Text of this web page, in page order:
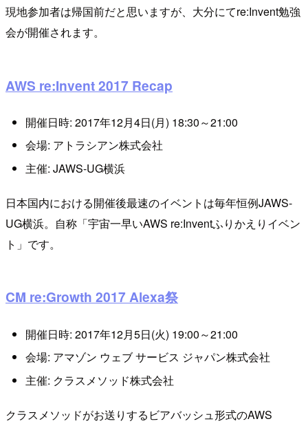
現地参加者は帰国前だと思いますが、大分にてre:Invent勉強
会が開催されます。
AWS re:Invent 2017 Recap
開催日時: 2017年12月4日(月) 18:30～21:00
会場: アトラシアン株式会社
主催: JAWS-UG横浜
日本国内における開催後最速のイベントは毎年恒例JAWS-
UG横浜。自称「宇宙一早いAWS re:Inventふりかえりイベン
ト」です。
CM re:Growth 2017 Alexa祭
開催日時: 2017年12月5日(火) 19:00～21:00
会場: アマゾン ウェブ サービス ジャパン株式会社
主催: クラスメソッド株式会社
クラスメソッドがお送りするビアバッシュ形式のAWS